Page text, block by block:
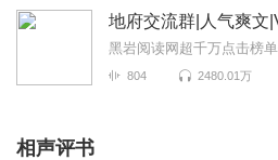
地府交流群|人气爽文
黑岩阅读网超千万点击榜
804 2480.01万
相声评书